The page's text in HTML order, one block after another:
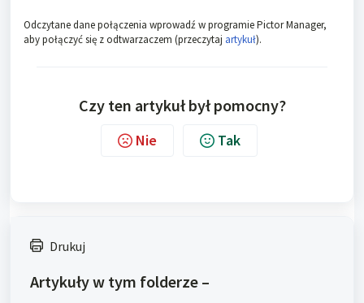
Odczytane dane połączenia wprowadź w programie Pictor Manager,
aby połączyć się z odtwarzaczem (przeczytaj artykuł).
Czy ten artykuł był pomocny?
Nie Tak
Drukuj
Artykuły w tym folderze –